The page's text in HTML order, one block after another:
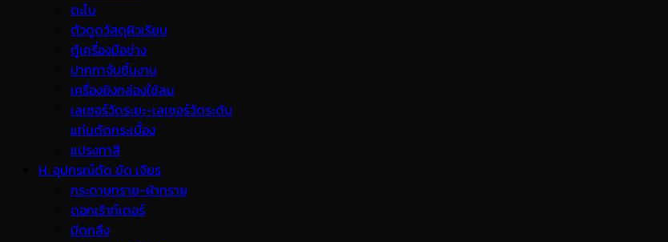
ตะไบ
ตัวดูดวัสดุผิวเรียบ
ตู้เครื่องมือช่าง
ปากกาจับชิ้นงาน
เครื่องยิงกล่องใช้ลม
เลเซอร์วัดระยะ-เลเซอร์วัดระดับ
แท่นตัดกระเบื้อง
แปรงทาสี
H. อุปกรณ์ตัด ขัด เจียร
กระดาษทราย-ผ้าทราย
ดอกเร้าท์เตอร์
มีดกลึง